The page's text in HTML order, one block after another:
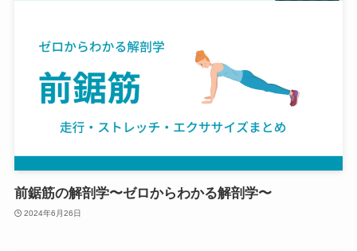
前鋸筋の解剖学〜ゼロからわかる解剖学〜
2024年6月26日